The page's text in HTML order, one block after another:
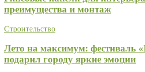
преимущества и монтаж
Строительство
Лето на максимум: фестиваль
подарил городу яркие эмоции